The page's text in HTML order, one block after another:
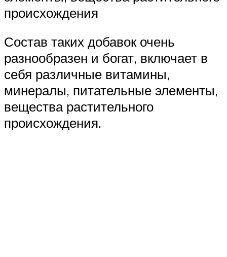
происхождения
Состав таких добавок очень
разнообразен и богат, включает в
себя различные витамины,
минералы, питательные элементы,
вещества растительного
происхождения.